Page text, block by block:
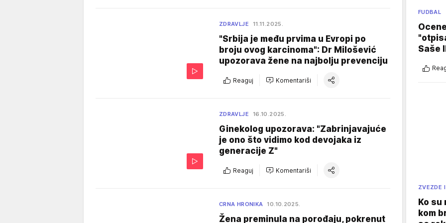
ZDRAVLJE 11.11.2025.
"Srbija je među prvima u Evropi po
broju ovog karcinoma": Dr Milošević
upozorava žene na najbolju prevenciju
Reaguj Komentariši
ZDRAVLJE 16.10.2025.
Ginekolog upozorava: "Zabrinjavajuće
je ono što vidimo kod devojaka iz
generacije Z"
Reaguj Komentariši
CRNA HRONIKA 10.10.2025.
Žena preminula na porođaju, pokrenut
FUDBAL
Saše
ZVEZDE
Ko
kom